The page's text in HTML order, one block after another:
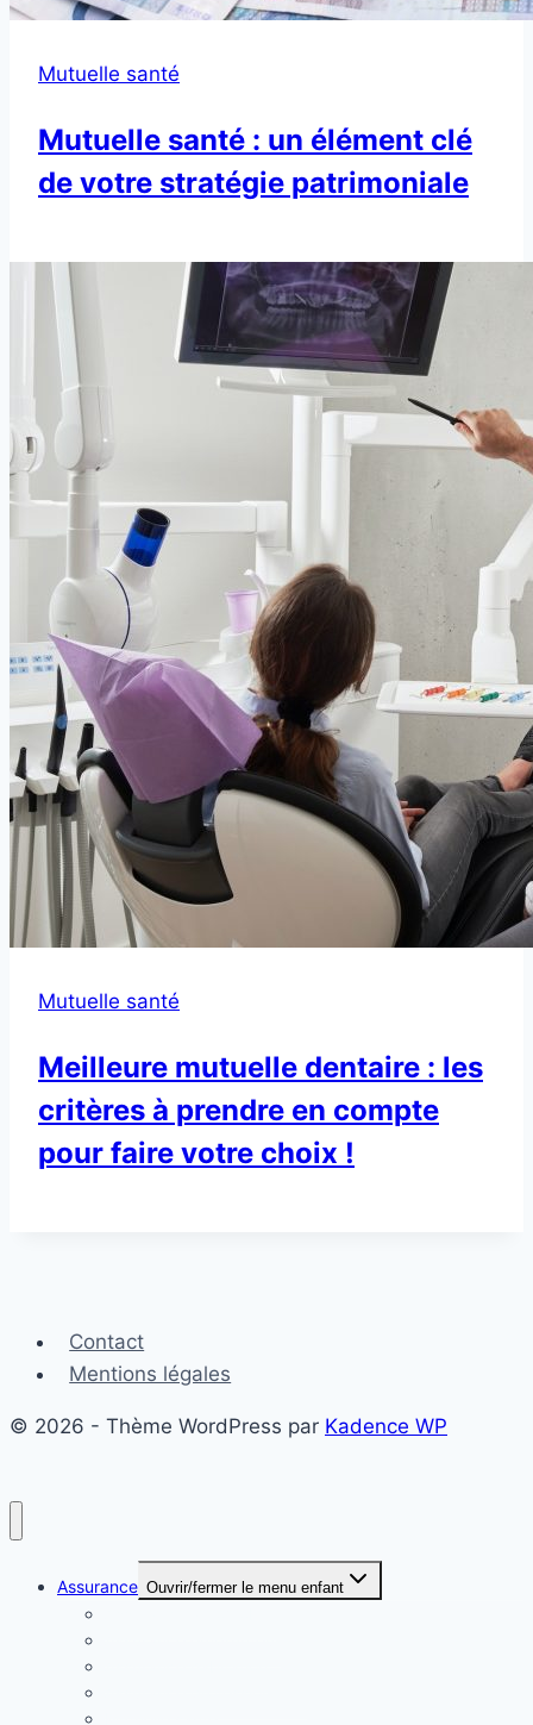
Mutuelle santé
Mutuelle santé : un élément clé
de votre stratégie patrimoniale
Mutuelle santé
Meilleure mutuelle dentaire : les
critères à prendre en compte
pour faire votre choix !
Contact
Mentions légales
© 2026 - Thème WordPress par Kadence WP
Assurance Ouvrir/fermer le menu enfant